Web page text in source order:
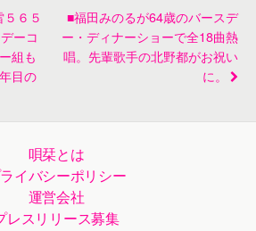
６５
ーコ
組も
目の
■福田みのるが64歳のバースデ
ー・ディナーショーで全18曲熱
唱。先輩歌手の北野都がお祝い
に。
唄栞とは
イバシーポリシー
運営会社
レスリリース募集